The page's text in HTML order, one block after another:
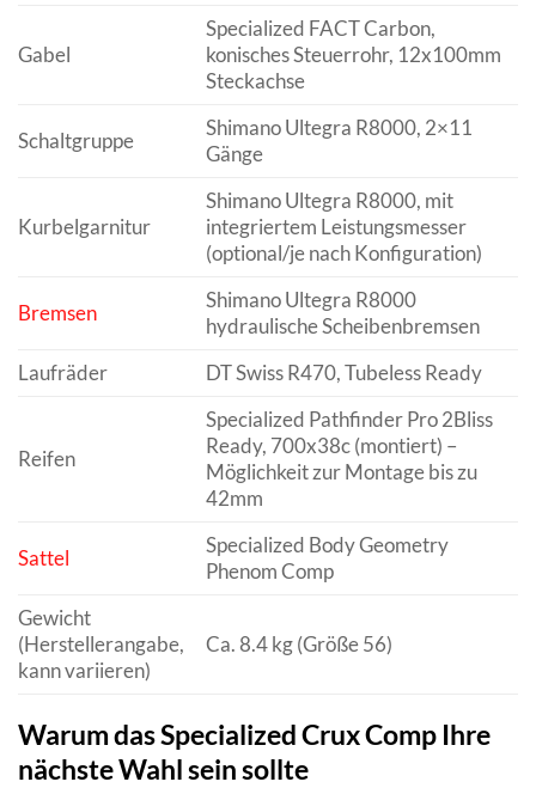
Gabel
Specialized FACT Carbon,
konisches Steuerrohr, 12x100mm
Steckachse
Schaltgruppe
Shimano Ultegra R8000, 2×11
Gänge
Kurbelgarnitur
Shimano Ultegra R8000, mit
integriertem Leistungsmesser
(optional/je nach Konfiguration)
Bremsen
Shimano Ultegra R8000
hydraulische Scheibenbremsen
Laufräder
DT Swiss R470, Tubeless Ready
Reifen
Specialized Pathfinder Pro 2Bliss
Ready, 700x38c (montiert) –
Möglichkeit zur Montage bis zu
42mm
Sattel
Specialized Body Geometry
Phenom Comp
Gewicht
(Herstellerangabe,
kann variieren)
Ca. 8.4 kg (Größe 56)
Warum das Specialized Crux Comp Ihre
nächste Wahl sein sollte